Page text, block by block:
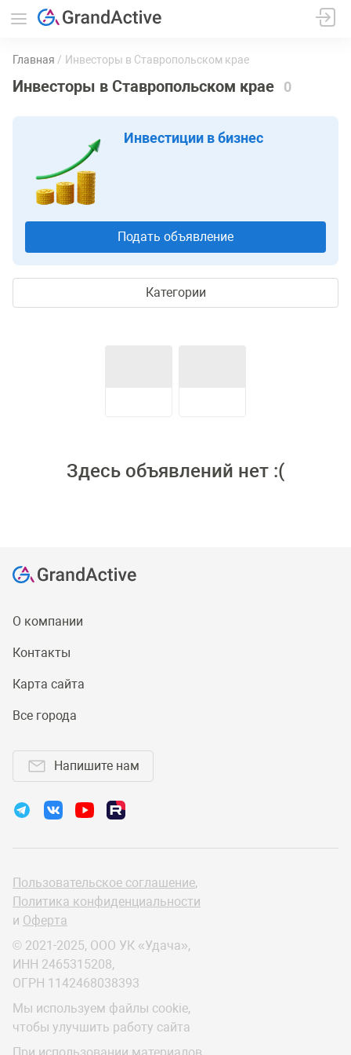
Главная Инвесторы в Ставропольском крае
Инвесторы в Ставропольском крае 0
Инвестиции в бизнес
Подать объявление
Категории
Здесь объявлений нет :(
О компании
Контакты
Карта сайта
Все города
Напишите нам
Пользовательское соглашение,
Политика конфиденциальности
и Оферта
© 2021-2025, ООО УК «Удача»,
ИНН 2465315208,
ОГРН 1142468038393
Мы используем файлы cookie,
чтобы улучшить работу сайта